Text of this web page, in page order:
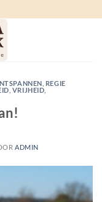
REGIE
VRIJHEID
ADMIN